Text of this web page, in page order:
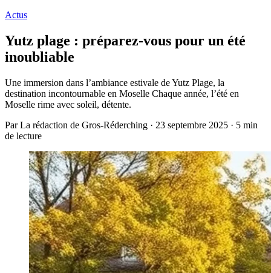
Actus
Yutz plage : préparez-vous pour un été
inoubliable
Une immersion dans l’ambiance estivale de Yutz Plage, la
destination incontournable en Moselle Chaque année, l’été en
Moselle rime avec soleil, détente.
Par La rédaction de Gros-Réderching · 23 septembre 2025 · 5 min
de lecture